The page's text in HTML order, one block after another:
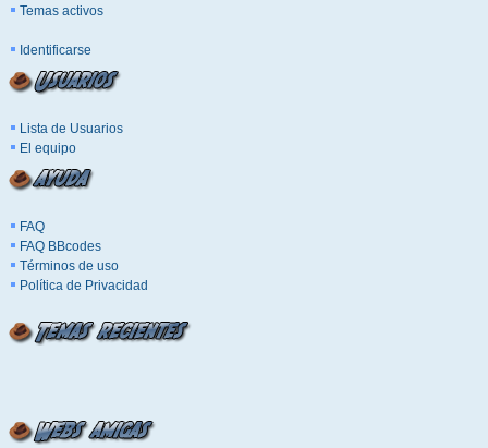
Temas activos
Identificarse
Lista de Usuarios
El equipo
FAQ
FAQ BBcodes
Términos de uso
Política de Privacidad